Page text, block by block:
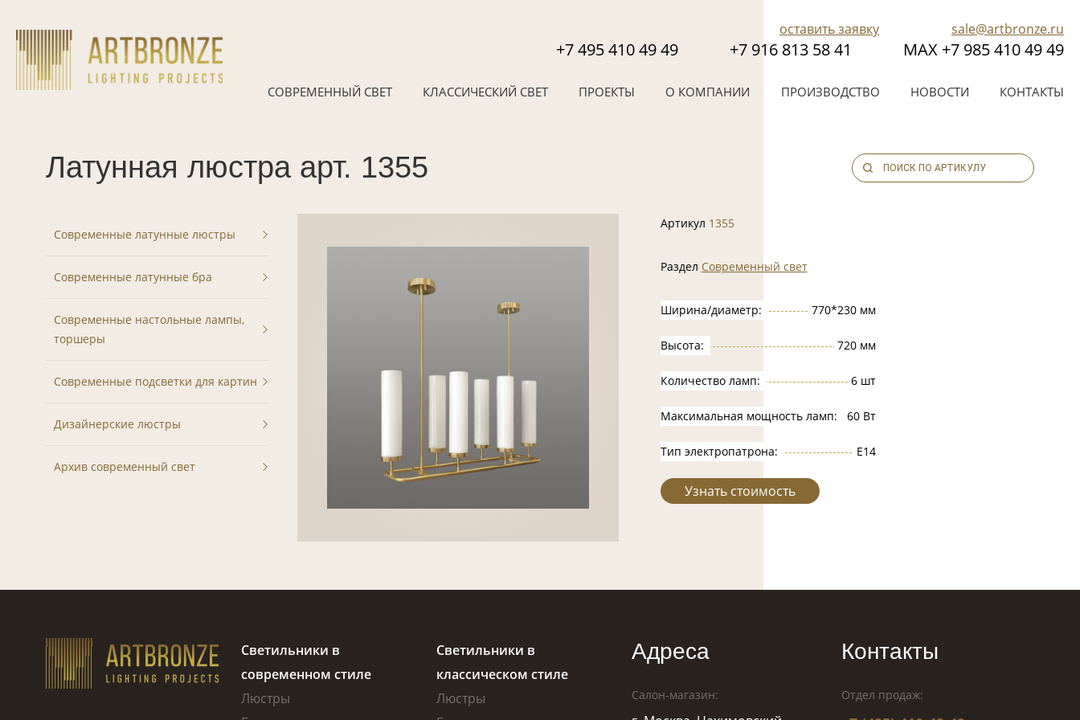
content
оставить заявку sale@artbronze.ru
+7 495 410 49 49 +7 916 813 58 41 МАХ +7 985 410 49 49
СОВРЕМЕННЫЙ СВЕТ КЛАССИЧЕСКИЙ СВЕТ ПРОЕКТЫ О КОМПАНИИ ПРОИЗВОДСТВО НОВОСТИ КОНТАКТЫ
Латунная люстра арт. 1355
Современные латунные люстры
Современные латунные бра
Современные настольные лампы,
торшеры
Современные подсветки для картин
Дизайнерские люстры
Архив современный свет
Артикул 1355
Раздел Современный свет
Ширина/диаметр: 770*230 мм
Высота: 720 мм
Количество ламп: 6 шт
Максимальная мощность ламп: 60 Вт
Тип электропатрона: Е14
Узнать стоимость
Светильники в
современном стиле
Люстры
Светильники в
классическом стиле
Люстры
Адреса
Салон-магазин:
Контакты
Отдел продаж: